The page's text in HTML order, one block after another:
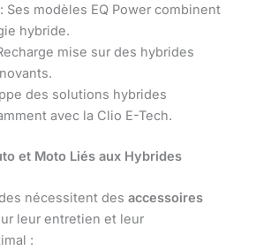
: Ses modèles EQ Power combinent
hybride.
mise sur des hybrides
des solutions hybrides
avec la Clio E-Tech.
et Moto Liés aux Hybrides
nécessitent des accessoires
leur entretien et leur
: